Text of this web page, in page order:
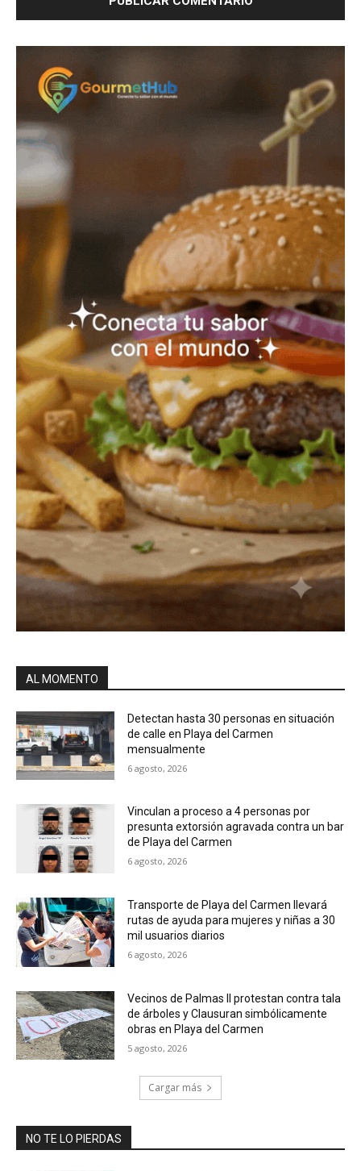
AL MOMENTO
Detectan hasta 30 personas en situación
de calle en Playa del Carmen
mensualmente
6 agosto, 2026
Vinculan a proceso a 4 personas por
presunta extorsión agravada contra un bar
de Playa del Carmen
6 agosto, 2026
Transporte de Playa del Carmen llevará
rutas de ayuda para mujeres y niñas a 30
mil usuarios diarios
6 agosto, 2026
Vecinos de Palmas II protestan contra tala
de árboles y Clausuran simbólicamente
obras en Playa del Carmen
5 agosto, 2026
Cargar más
NO TE LO PIERDAS